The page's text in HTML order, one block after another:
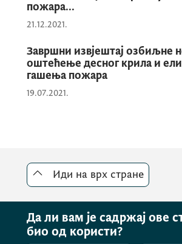
пожара...
21.12.2021.
Завршни извјештај озбиљне
оштећење десног крила и
гашења пожара
19.07.2021.
Иди на врх стране
Да ли вам је садржај ове
био од користи?